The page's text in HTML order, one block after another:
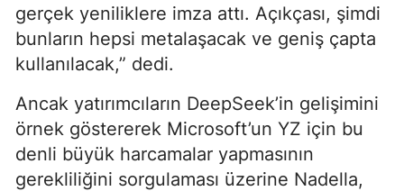
gerçek yeniliklere imza attı. Açıkçası, şimdi
bunların hepsi metalaşacak ve geniş çapta
kullanılacak,” dedi.
Ancak yatırımcıların DeepSeek’in gelişimini
örnek göstererek Microsoft’un YZ için bu
denli büyük harcamalar yapmasının
gerekliliğini sorgulaması üzerine Nadella,